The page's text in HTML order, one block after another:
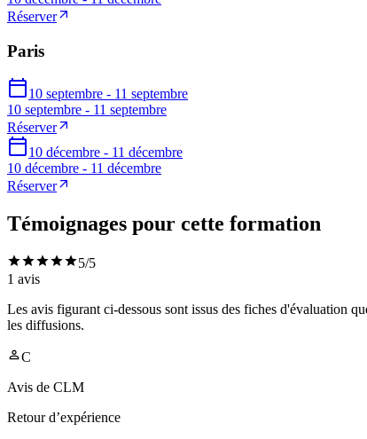
Réserver
Paris
10 septembre - 11 septembre
10 septembre - 11 septembre
Réserver
10 décembre - 11 décembre
10 décembre - 11 décembre
Réserver
Témoignages pour cette formation
5/5
1 avis
Les avis figurant ci-dessous sont issus des fiches d'évaluation
les diffusions.
C
Avis de CLM
Retour d’expérience